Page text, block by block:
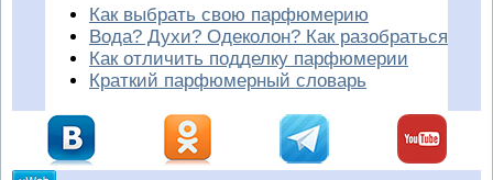
Как выбрать свою парфюмерию
Вода? Духи? Одеколон? Как разобраться
Как отличить подделку парфюмерии
Краткий парфюмерный словарь